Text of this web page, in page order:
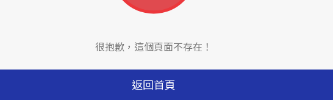
很抱歉，這個頁面不存在！
返回首頁